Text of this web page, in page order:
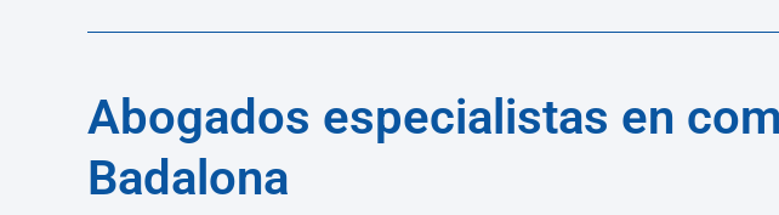
Abogados especialistas en
Badalona